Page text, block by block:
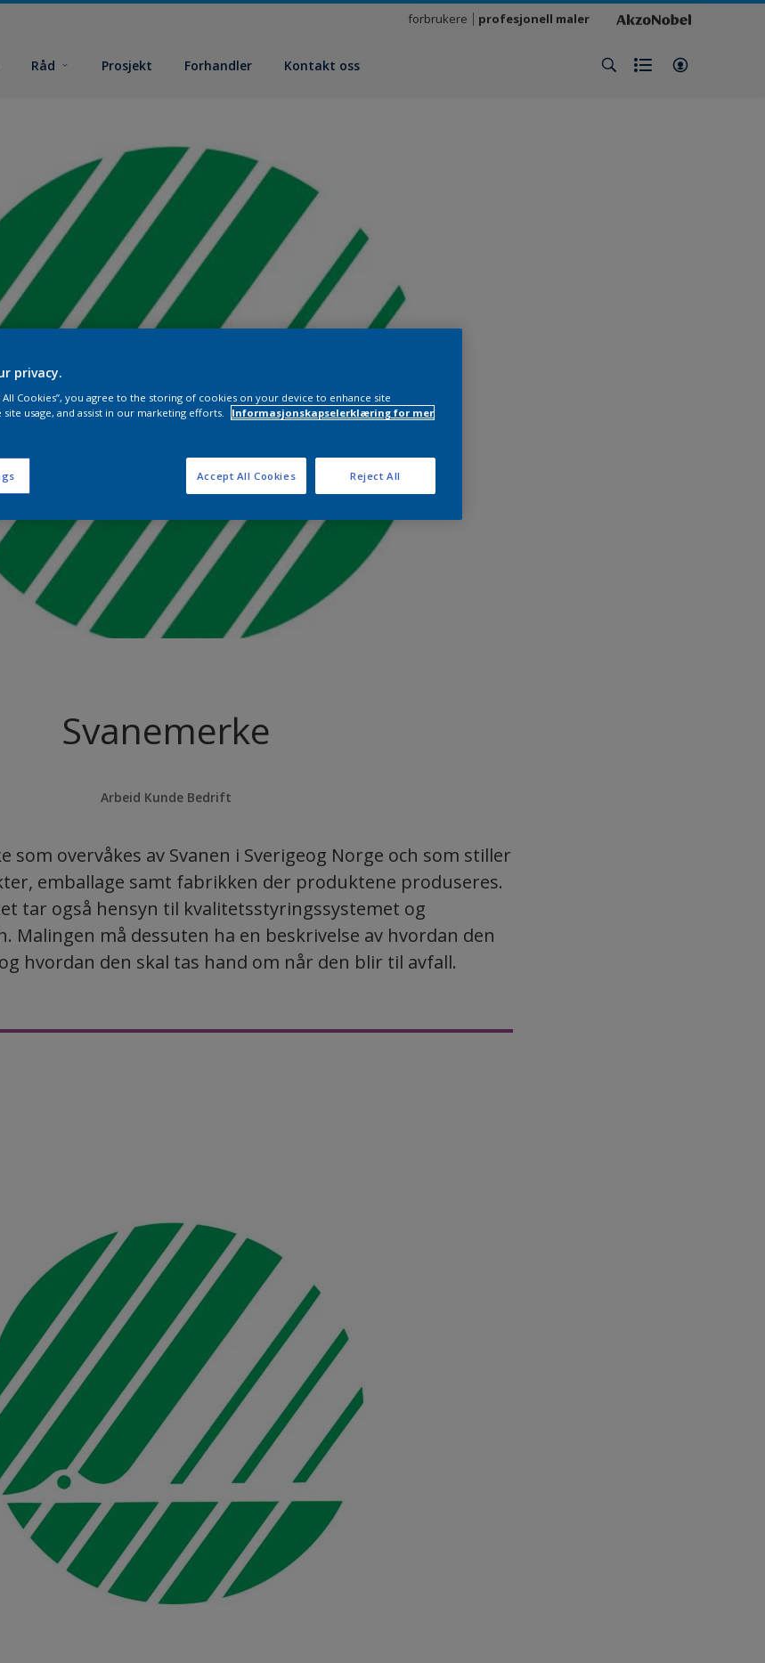
forbrukere profesjonell maler
Råd Prosjekt Forhandler Kontakt oss
Svanemerke
Arbeid Kunde Bedrift
som overvåkes av Svanen i Sverigeog Norge och som stiller
emballage samt fabrikken der produktene produseres.
tar også hensyn til kvalitetsstyringssystemet og
Malingen må dessuten ha en beskrivelse av hvordan den
hvordan den skal tas hand om når den blir til avfall.
privacy.
All Cookies”, you agree to the storing of cookies on your device to enhance site
site usage, and assist in our marketing efforts.
Informasjonskapselerklæring for mer
Reject All
Accept All Cookies